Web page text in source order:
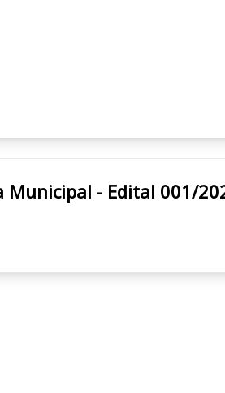
Trindade/MT Prefeitura Municipal - Edital 001/